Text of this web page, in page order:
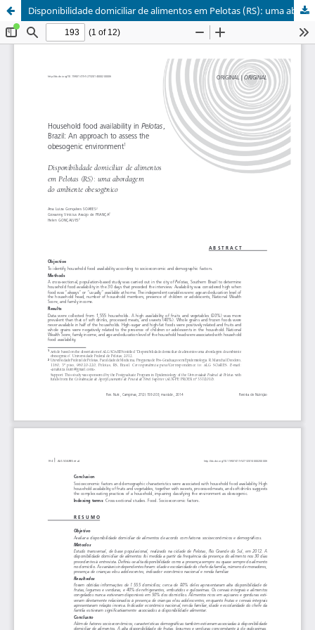
Disponibilidade domiciliar de alimentos em Pelotas (RS): uma abordagem do ambiente obesogênico